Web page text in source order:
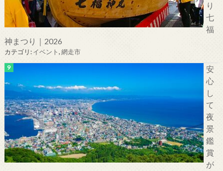
り
七
福
神まつり｜2026
カテゴリ:イベント,網走市
安
心
し
て
夜
景
鑑
賞
が